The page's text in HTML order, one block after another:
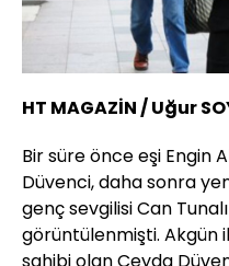
HT MAGAZİN / Uğur
Bir süre önce eşi Engin
Düvenci, daha sonra
genç sevgilisi Can
görüntülenmişti. Akgün